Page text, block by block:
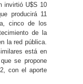
invirtió U$S 10
producirá 11
cinco de los
de la
la red pública.
está en
se propone
con el aporte